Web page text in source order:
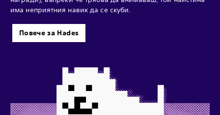
има неприятния навик да се скуби.
Повече за Hades